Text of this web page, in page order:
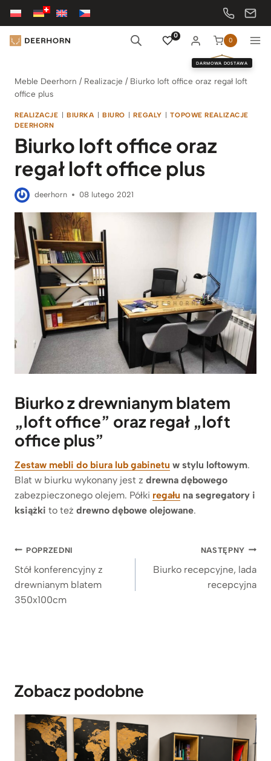
Przejdź
treści
0
0
DARMOWA DOSTAWA
Meble Deerhorn / Realizacje / Biurko loft office oraz regał loft
office plus
REALIZACJE | BIURKA | BIURO | REGALY | TOPOWE REALIZACJE
DEERHORN
Biurko loft office oraz
regał loft office plus
deerhorn 08 lutego 2021
Biurko z drewnianym blatem
„loft office” oraz regał „loft
office plus”
Zestaw mebli do biura lub gabinetu w stylu loftowym.
Blat w biurku wykonany jest z drewna dębowego
zabezpieczonego olejem. Półki regału na segregatory i
książki to też drewno dębowe olejowane.
Nawigacja
wpisu
POPRZEDNI
Stół konferencyjny z
drewnianym blatem
350x100cm
NASTĘPNY
Biurko recepcyjne, lada
recepcyjna
Zobacz podobne